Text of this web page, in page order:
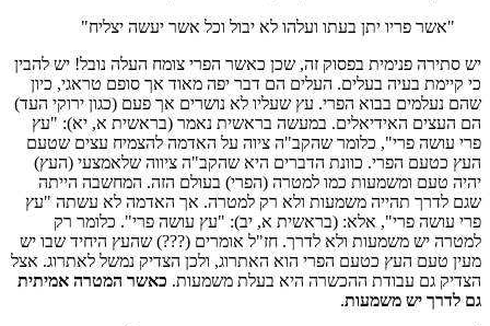
"אשר פריו יתן בעתו ועלהו לא יבול וכל אשר יעשה יצליח"
יש סתירה פנימית בפסוק זה, שכן כאשר הפרי צומח העלה נובל! יש להבין
כי קיימת בעיה בעלים. העלים הם דבר יפה מאוד אך סופם טראגי, כיון
שהם נעלמים בבוא הפרי. עץ שעליו לא נושרים אך פעם (כגון ירוקי העד)
הם העצים האידיאלים. במעשה בראשית נאמר (בראשית א, יא): "עץ
פרי עושה פרי", כלומר שהקב"ה ציוה על האדמה להצמיח עצים שטעם
העץ כטעם הפרי. כוונת הדברים היא שהקב"ה ציווה שלאמצעי (העץ)
יהיה טעם ומשמעות כמו למטרה (הפרי) בעולם הזה. המחשבה הייתה
שגם לדרך תהייה משמעות ולא רק למטרה. אך האדמה לא עשתה "עץ
פרי עושה פרי", אלא: (בראשית א, יב): "עץ עושה פרי". כלומר רק
למטרה יש משמעות ולא לדרך. חז"ל אומרים (???) שהעץ היחיד שבו יש
מעין טעם העץ כטעם הפרי הוא האתרוג, ולכן הצדיק נמשל לאתרוג. אצל
הצדיק גם עבודת ההכשרה היא בעלת משמעות. כאשר המטרה אמיתית
גם לדרך יש משמעות.